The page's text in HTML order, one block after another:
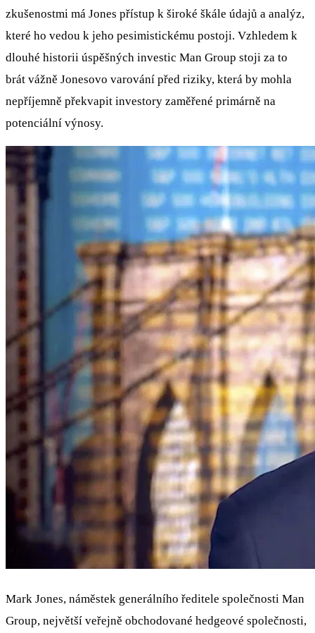
zkušenostmi má Jones přístup k široké škále údajů a analýz,
které ho vedou k jeho pesimistickému postoji. Vzhledem k
dlouhé historii úspěšných investic Man Group stoji za to
brát vážně Jonesovo varování před riziky, která by mohla
nepříjemně překvapit investory zaměřené primárně na
potenciální výnosy.
Mark Jones, náměstek generálního ředitele společnosti Man
Group, největší veřejně obchodované hedgeové společnosti,